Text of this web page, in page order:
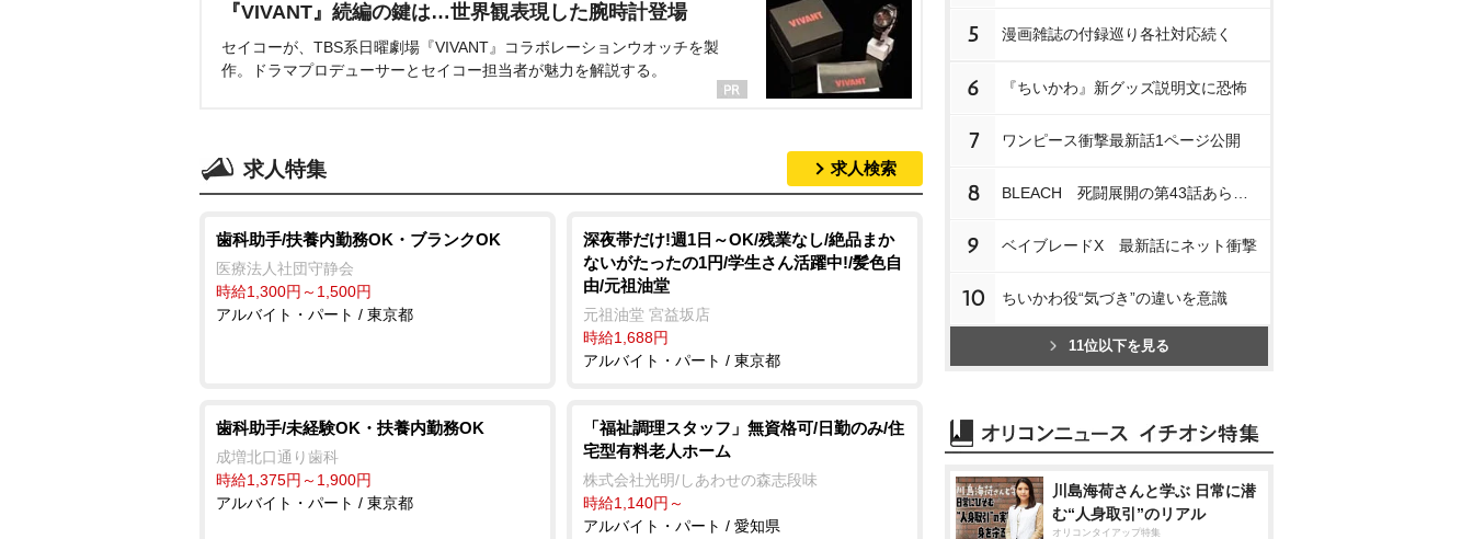
『VIVANT』続編の鍵は…世界観表現した腕時計登場
セイコーが、TBS系日曜劇場『VIVANT』コラボレーションウオッチを製
作。ドラマプロデューサーとセイコー担当者が魅力を解説する。
求人特集 求人検索
歯科助手/扶養内勤務OK・ブランクOK
医療法人社団守静会
時給1,300円～1,500円
アルバイト・パート / 東京都
深夜帯だけ!週1日～OK/残業なし/絶品まか
ないがたったの1円/学生さん活躍中!/髪色自
由/元祖油堂
元祖油堂 宮益坂店
時給1,688円
アルバイト・パート / 東京都
歯科助手/未経験OK・扶養内勤務OK
成増北口通り歯科
時給1,375円～1,900円
アルバイト・パート / 東京都
「福祉調理スタッフ」無資格可/日勤のみ/住
宅型有料老人ホーム
株式会社光明/しあわせの森志段味
時給1,140円～
アルバイト・パート / 愛知県
5 漫画雑誌の付録巡り各社対応続く
6 『ちいかわ』新グッズ説明文に恐怖
7 ワンピース衝撃最新話1ページ公開
8
9 ベイブレードX 最新話にネット衝撃
10 ちいかわ役“気づき”の違いを意識
11位以下を見る
川島海荷さんと学ぶ 日常に潜
む“人身取引”のリアル
オリコンタイアップ特集